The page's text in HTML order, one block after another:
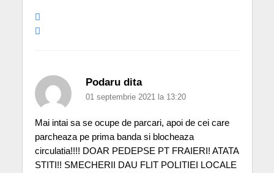
Podaru dita
01 septembrie 2021 la 13:20
Mai intai sa se ocupe de parcari, apoi de cei care
parcheaza pe prima banda si blocheaza
circulatia!!!! DOAR PEDEPSE PT FRAIERI! ATATA
STITI!! SMECHERII DAU FLIT POLITIEI LOCALE